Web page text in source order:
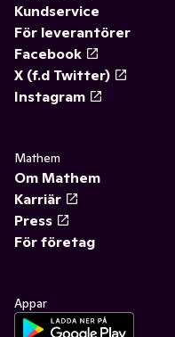
Kundservice
För leverantörer
Facebook
X (f.d Twitter)
Instagram
Mathem
Om Mathem
Karriär
Press
För företag
Appar